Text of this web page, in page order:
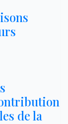
de la